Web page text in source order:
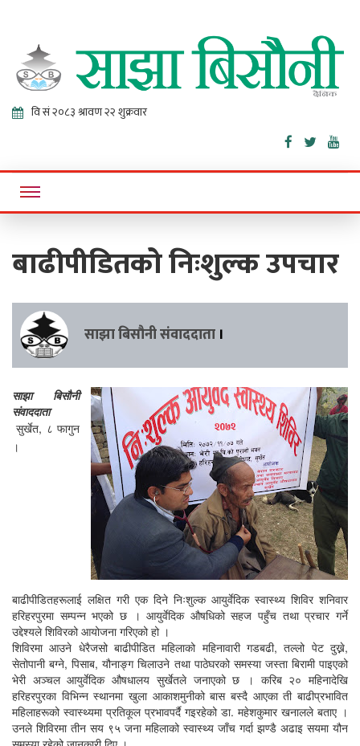
Sajha
Bisaunee
Online News Portal
बाढीपीडितको निःशुल्क उपचार
साझा बिसौनी संवाददाता ।
साझा बिसौनी
संवाददाता
सुर्खेत, ८ फागुन
।
बाढीपीडितहरूलाई लक्षित गरी एक दिने निःशुल्क आयुर्वेदिक स्वास्थ्य शिविर शनिवार
हरिहरपुरमा सम्पन्न भएको छ । आयुर्वेदिक औषधिको सहज पहुँच तथा प्रचार गर्ने
उद्देश्यले शिविरको आयोजना गरिएको हो ।
शिविरमा आउने धेरैजसो बाढीपीडित महिलाको महिनावारी गडबढी, तल्लो पेट दुख्ने,
सेतोपानी बग्ने, पिसाब, यौनाङ्ग चिलाउने तथा पाठेघरको समस्या जस्ता बिरामी पाइएको
भेरी अञ्चल आयुर्वेदिक औषधालय सुर्खेतले जनाएको छ । करिब २० महिनादेखि
हरिहरपुरका विभिन्न स्थानमा खुला आकाशमुनीको बास बस्दै आएका ती बाढीप्रभावित
महिलाहरूको स्वास्थ्यमा प्रतिकूल प्रभावपर्दै गइरहेको डा. महेशकुमार खनालले बताए ।
उनले शिविरमा तीन सय ९५ जना महिलाको स्वास्थ्य जाँच गर्दा झण्डै अढाइ सयमा यौन